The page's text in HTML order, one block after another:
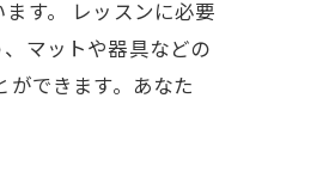
す。 レッスンに必要
マットや器具などの
できます。あなた